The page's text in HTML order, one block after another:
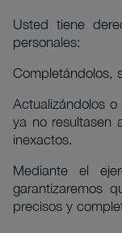
Usted tiene
personales:
Completándolos,
Actualizándolos
ya no resultasen
inexactos.
Mediante el
garantizaremos
precisos y